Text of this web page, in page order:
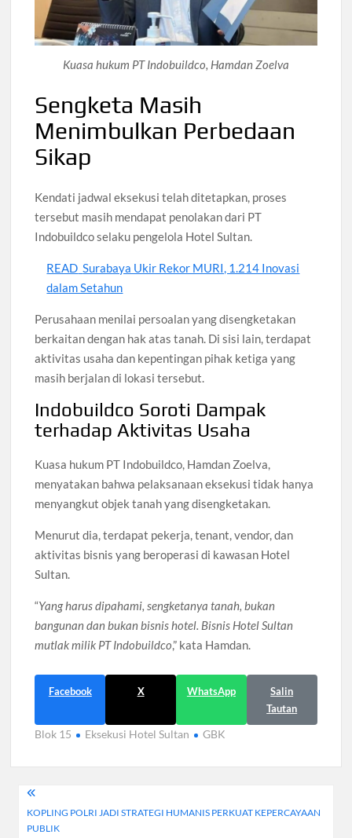
Kuasa hukum PT Indobuildco, Hamdan Zoelva
Sengketa Masih
Menimbulkan Perbedaan
Sikap
Kendati jadwal eksekusi telah ditetapkan, proses
tersebut masih mendapat penolakan dari PT
Indobuildco selaku pengelola Hotel Sultan.
READ Surabaya Ukir Rekor MURI, 1.214 Inovasi
dalam Setahun
Perusahaan menilai persoalan yang disengketakan
berkaitan dengan hak atas tanah. Di sisi lain, terdapat
aktivitas usaha dan kepentingan pihak ketiga yang
masih berjalan di lokasi tersebut.
Indobuildco Soroti Dampak
terhadap Aktivitas Usaha
Kuasa hukum PT Indobuildco, Hamdan Zoelva,
menyatakan bahwa pelaksanaan eksekusi tidak hanya
menyangkut objek tanah yang disengketakan.
Menurut dia, terdapat pekerja, tenant, vendor, dan
aktivitas bisnis yang beroperasi di kawasan Hotel
Sultan.
“Yang harus dipahami, sengketanya tanah, bukan
bangunan dan bukan bisnis hotel. Bisnis Hotel Sultan
mutlak milik PT Indobuildco,” kata Hamdan.
Facebook X WhatsApp
Salin
Tautan
Blok 15 Eksekusi Hotel Sultan GBK
Navigasi
pos
KOPLING POLRI JADI STRATEGI HUMANIS PERKUAT KEPERCAYAAN
PUBLIK